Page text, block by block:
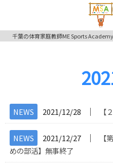
千葉の体育家庭教師ME Sports
NEWS 2021/12/28 │ 【
NEWS 2021/12/27 │
【
めの部活】無事終了